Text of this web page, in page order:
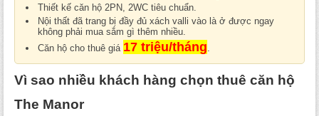
Thiết kế căn hộ 2PN, 2WC tiêu chuẩn.
Nội thất đã trang bị đầy đủ xách valli vào là ở được ngay
không phải mua sắm gì thêm nhiều.
Căn hộ cho thuê giá 17 triệu/tháng.
Vì sao nhiều khách hàng chọn thuê căn hộ
The Manor